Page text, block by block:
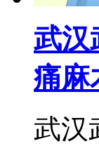
武汉
痛麻
武汉